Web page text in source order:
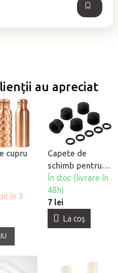
au apreciat
cupru
în 3
Capete de
schimb pentru
activatorul
chiropractic, 5
buc
În stoc (livrare în
48h)
7 lei
La coş